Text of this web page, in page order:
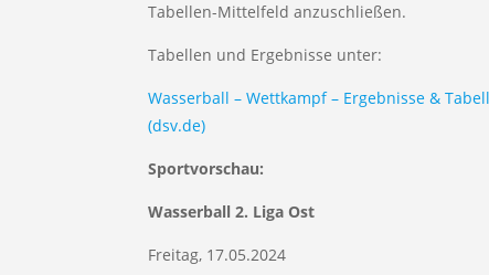
Tabellen-Mittelfeld anzuschließen.
Tabellen und Ergebnisse unter:
Wasserball – Wettkampf – Ergebnisse &
(dsv.de)
Sportvorschau:
Wasserball 2. Liga Ost
Freitag, 17.05.2024